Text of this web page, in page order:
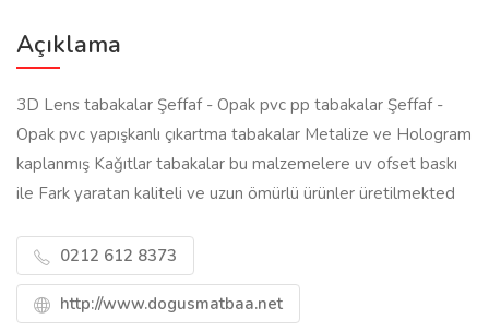
Açıklama
3D Lens tabakalar Şeffaf - Opak pvc pp tabakalar Şeffaf -
Opak pvc yapışkanlı çıkartma tabakalar Metalize ve Hologram
kaplanmış Kağıtlar tabakalar bu malzemelere uv ofset baskı
ile Fark yaratan kaliteli ve uzun ömürlü ürünler üretilmekted
0212 612 8373
http://www.dogusmatbaa.net